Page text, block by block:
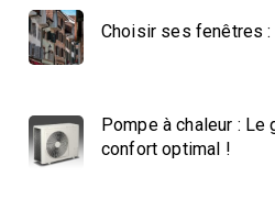
Choisir ses fenêtres
Pompe à chaleur : Le
confort optimal !